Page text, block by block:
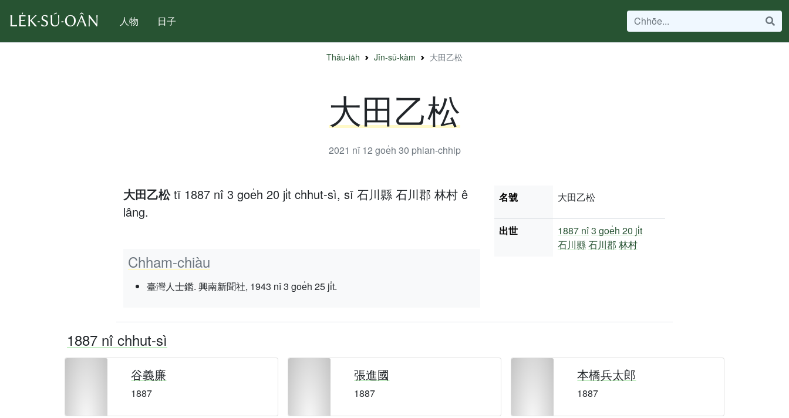
人物 日子
Thâu-ia̍h Jîn-sū-kàm 大田乙松
大田乙松
2021 nî 12 goe̍h 30 phian-chhip
大田乙松tī 1887 nî 3 goe̍h 20 ji̍t chhut-sì, sī 石川縣 石川郡 林村 ê
lâng.
Chham-chiàu
臺灣人士鑑. 興南新聞社, 1943 nî 3 goe̍h 25 ji̍t.
名號 大田乙松
出世 1887 nî3 goe̍h 20 ji̍t
石川縣石川郡 林村
1887 nî chhut-sì
谷義廉
1887
張進國
1887
本橋兵太郎
1887